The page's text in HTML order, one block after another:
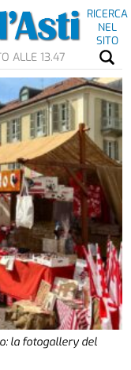
RICERCA
NEL
SITO
ALLE 13.47
la fotogallery del